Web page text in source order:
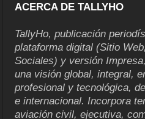
ACERCA DE TALLYHO
TallyHo, publicación
plataforma digital (Sitio
Sociales) y versión
una visión global, integral,
profesional y tecnológica,
e internacional. Incorpora
aviación civil, ejecutiva,